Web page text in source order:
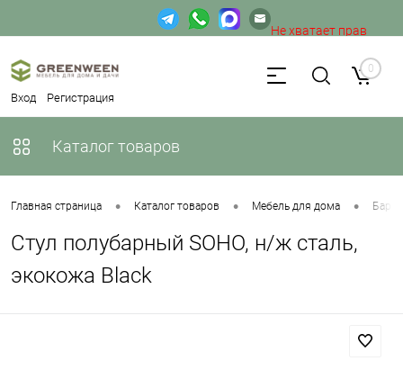
Вход Регистрация
Не хватает прав
доступа к веб-форме. 0
Каталог товаров
Главная страница • Каталог товаров • Мебель для дома •
Стул полубарный SOHO, н/ж сталь,
экокожа Black